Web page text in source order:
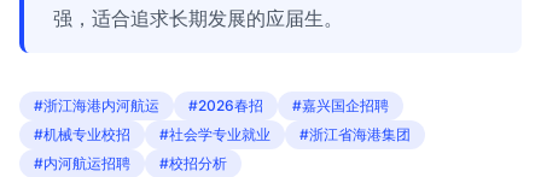
强，适合追求长期发展的应届生。
#浙江海港内河航运 #2026春招
#嘉兴国企招聘
#机械专业校招
#社会学专业就业
#浙江省海港集团
#内河航运招聘
#校招分析